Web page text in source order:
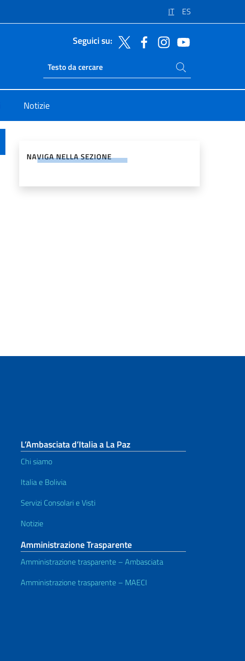
IT ES
Seguici su:
Ricerca sito live
Cerca nel sito
Notizie
NAVIGA NELLA SEZIONE
L’Ambasciata d’Italia a La Paz
Chi siamo
Italia e Bolivia
Servizi Consolari e Visti
Notizie
Amministrazione Trasparente
Amministrazione trasparente – Ambasciata
Amministrazione trasparente – MAECI